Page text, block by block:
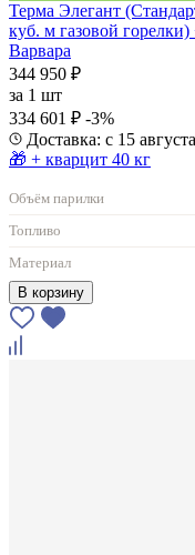
Терма Элегант
куб. м газовой
Варвара
344 950 ₽
за 1 шт
334 601 ₽ -3%
Доставка: с 15 августа
🎁 + кварцит 40 кг
Объём парилки
Топливо
Материал
В корзину